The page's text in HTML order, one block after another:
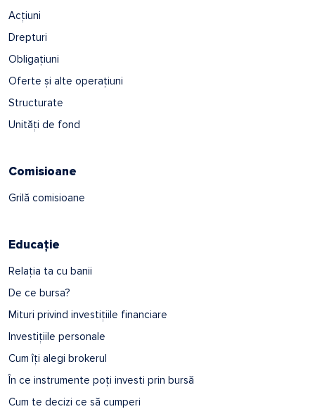
Acțiuni
Drepturi
Obligațiuni
Oferte și alte operațiuni
Structurate
Unități de fond
Comisioane
Grilă comisioane
Educație
Relația ta cu banii
De ce bursa?
Mituri privind investițiile financiare
Investițiile personale
Cum îți alegi brokerul
În ce instrumente poți investi prin bursă
Cum te decizi ce să cumperi